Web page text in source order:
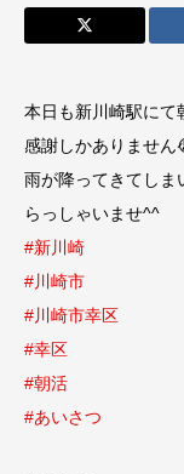
本日も新川崎駅にて
感謝しかありません
雨が降ってきてしま
らっしゃいませ^^
#新川崎
#川崎市
#川崎市幸区
#幸区
#朝活
#あいさつ